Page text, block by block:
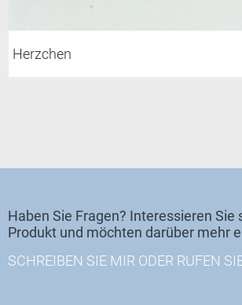
Herzchen
Haben Sie Fragen? Interessieren Sie
Produkt und möchten darüber mehr
SCHREIBEN SIE MIR ODER RUFEN